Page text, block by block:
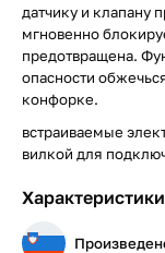
датчику и клапану
мгновенно
предотвращена.
опасности
конфорке.
встраиваемые
вилкой для
Характеристики